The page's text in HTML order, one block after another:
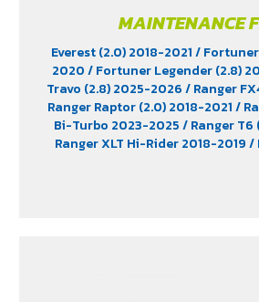
MAINTENANCE
Everest (2.0) 2018-2021/ Fortuner
2020/ Fortuner Legender (2.8)
Travo (2.8) 2025-2026/ Ranger
Ranger Raptor (2.0) 2018-2021/
Bi-Turbo 2023-2025/ Ranger T6
Ranger XLT Hi-Rider 2018-2019/